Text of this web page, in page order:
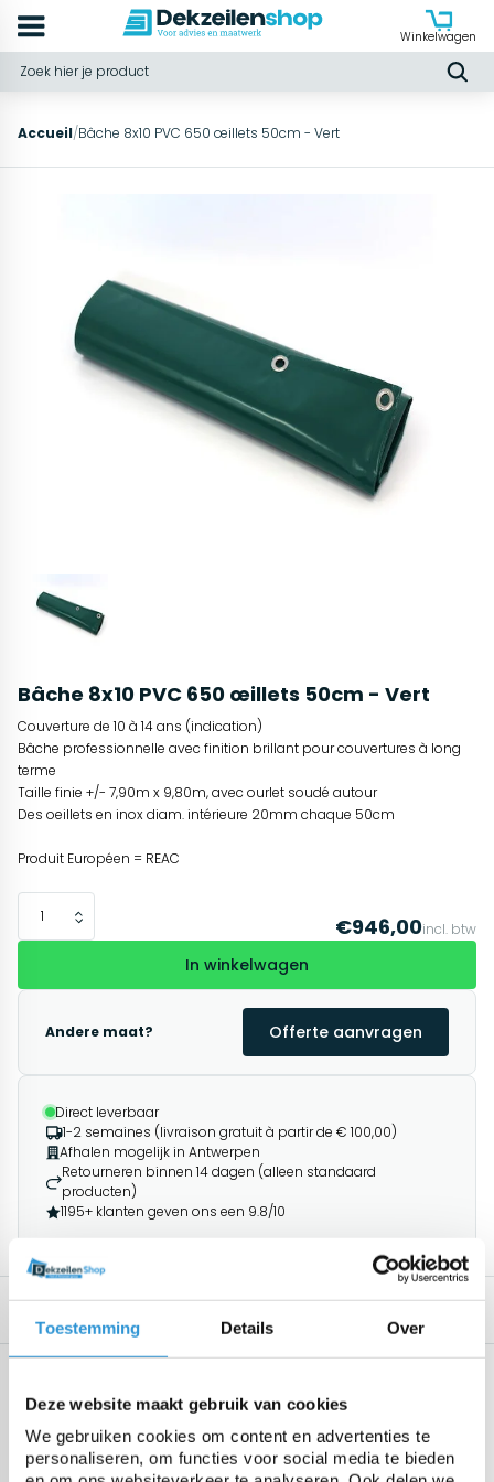
Toestemming Details Over
Deze website maakt gebruik van cookies
We gebruiken cookies om content en advertenties te
personaliseren, om functies voor social media te bieden
Winkelwagen
Accueil/Bâche 8x10 PVC 650 œillets 50cm - Vert
Bâche 8x10 PVC 650 œillets 50cm - Vert
Couverture de 10 à 14 ans (indication)
Bâche professionnelle avec finition brillant pour couvertures à long
terme
Taille finie +/- 7,90m x 9,80m, avec ourlet soudé autour
Des oeillets en inox diam. intérieure 20mm chaque 50cm
Produit Européen = REAC
€946,00incl. btw
In winkelwagen
Andere maat? Offerte aanvragen
Direct leverbaar
1-2 semaines (livraison gratuit à partir de € 100,00)
Afhalen mogelijk in Antwerpen
Retourneren binnen 14 dagen (alleen standaard
producten)
1195+ klanten geven ons een 9.8/10
Geen specificaties beschikbaar.